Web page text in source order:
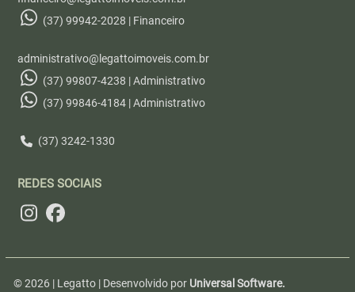
(37) 99942-2028 | Financeiro
administrativo@legattoimoveis.com.br
(37) 99807-4238 | Administrativo
(37) 99846-4184 | Administrativo
(37) 3242-1330
REDES SOCIAIS
© 2026 | Legatto | Desenvolvido por Universal Software.